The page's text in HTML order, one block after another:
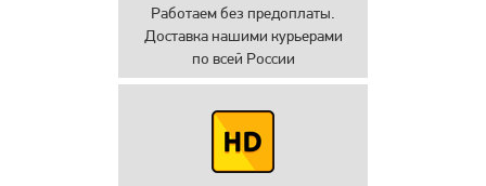
Работаем без предоплаты.
Доставка нашими курьерами
по всей России